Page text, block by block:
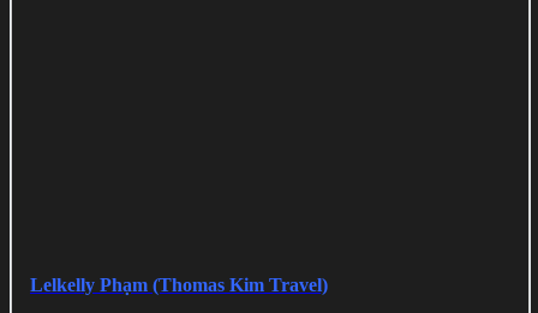
Lelkelly Phạm (Thomas Kim Travel)